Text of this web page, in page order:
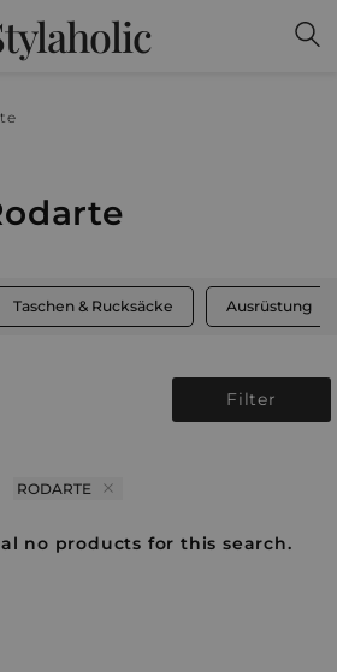
Taschen & Rucksäcke Ausrüstung
Filter
RODARTE
no products for this search.